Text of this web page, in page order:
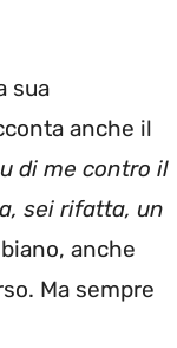
sua
anche il
di me contro il
sei rifatta, un
anche
Ma sempre